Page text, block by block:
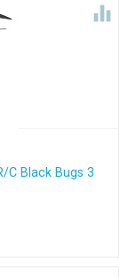

C Black Bugs 3